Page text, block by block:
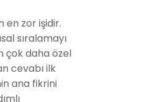
en zor işidir.
sıralamayı
çok daha özel
cevabı ilk
ana fikrini